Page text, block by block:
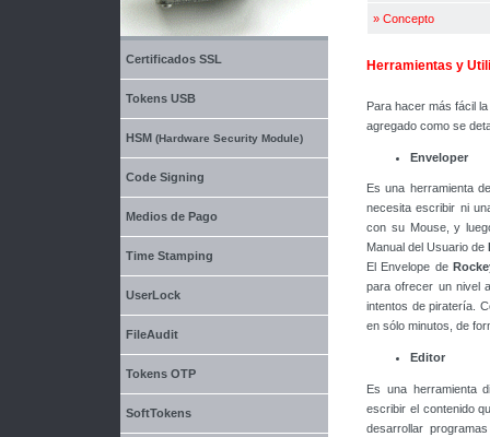
Certificados SSL
Tokens USB
HSM (Hardware Security Module)
Code Signing
Medios de Pago
Time Stamping
UserLock
FileAudit
Tokens OTP
SoftTokens
» Concepto
Herramientas y
Para hacer más fácil
agregado como se
Enveloper
Es una herramienta
necesita escribir ni
con su Mouse, y
Manual del Usuario de
El Envelope de
para ofrecer un nivel
intentos de piratería.
en sólo minutos, de
Editor
Es una herramienta
escribir el contenido
desarrollar